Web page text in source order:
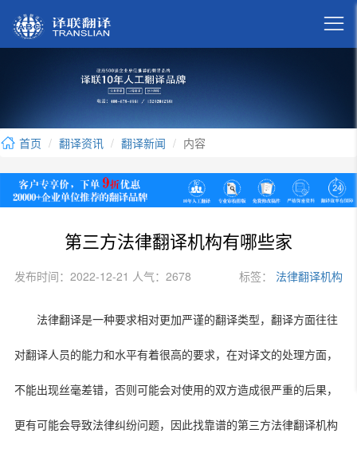

首页 翻译资讯 翻译新闻 内容
第三方法律翻译机构有哪些家
发布时间：2022-12-21 人气：2678 标签： 法律翻译机构
法律翻译是一种要求相对更加严谨的翻译类型，翻译方面往往
对翻译人员的能力和水平有着很高的要求，在对译文的处理方面，
不能出现丝毫差错，否则可能会对使用的双方造成很严重的后果，
更有可能会导致法律纠纷问题，因此找靠谱的第三方法律翻译机构